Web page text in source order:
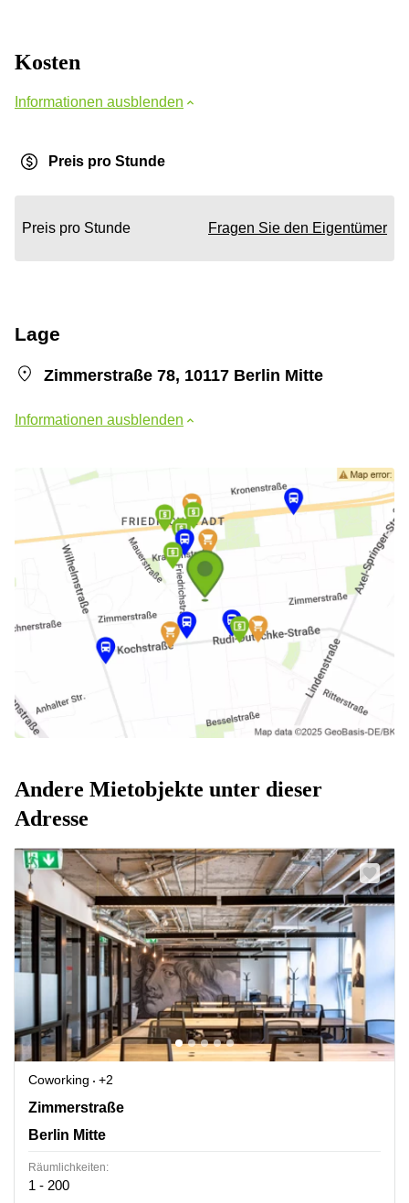
Kosten
Informationen ausblenden
Preis pro Stunde
Preis pro Stunde Fragen Sie den Eigentümer
Lage
Zimmerstraße 78, 10117 Berlin Mitte
Informationen ausblenden
Andere Mietobjekte unter dieser
Adresse
Coworking
+2
Zimmerstraße 78, Berlin Mitte
Zimmerstraße
Berlin Mitte
Räumlichkeiten:
1 - 200